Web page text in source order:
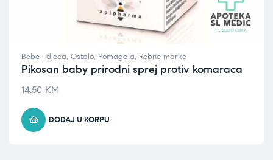
Bebe i djeca, Ostalo, Pomagala, Robne marke
Pikosan baby prirodni sprej protiv komaraca
14.50 KM
DODAJ U KORPU